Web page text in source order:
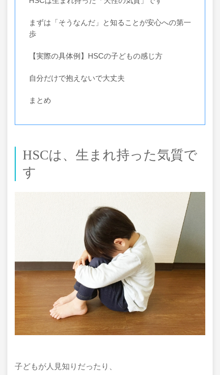
まずは「そうなんだ」と知ることが安心への第一
歩
【実際の具体例】HSCの子どもの感じ方
自分だけで抱えないで大丈夫
まとめ
HSCは、生まれ持った気質で
す
子どもが人見知りだったり、